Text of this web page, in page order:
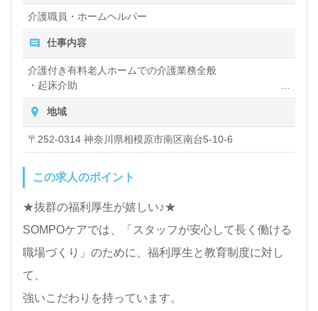
昇給：あり
介護職員・ホームヘルパー
仕事内容
介護付き有料老人ホームでの介護業務全般
・起床介助
・食事介助
・入浴介助や着替え
・排泄介助
・移動のお手伝い
・記録記入 など
地域
〒252-0314 神奈川県相模原市南区南台5-10-6
この求人のポイント
★抜群の福利厚生が嬉しい♪★
SOMPOケアでは、「スタッフが安心して長く働ける
職場づくり」のために、福利厚生と教育制度に対し
て、
強いこだわりを持っています。